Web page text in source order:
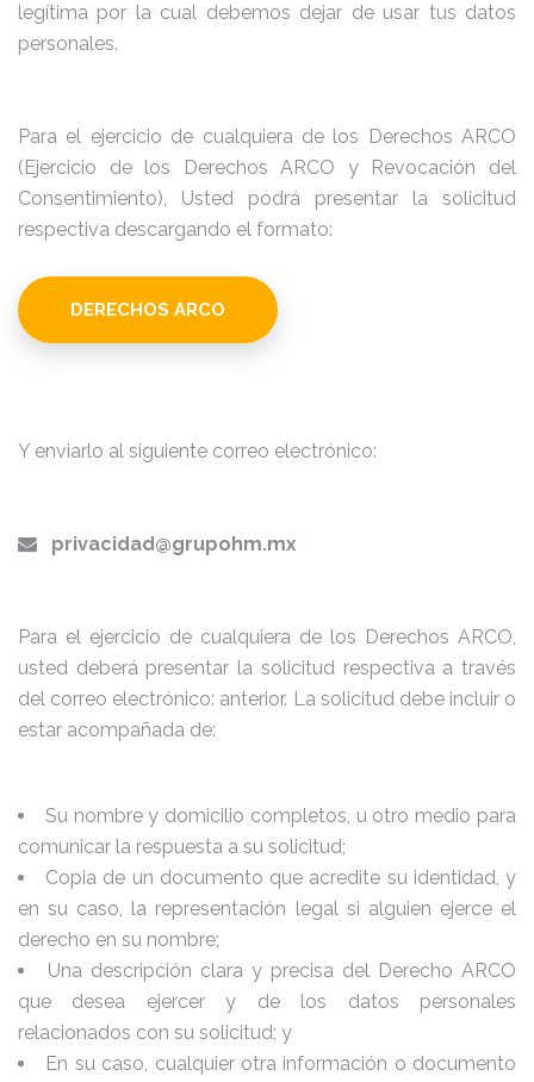
legítima por la cual debemos dejar de usar tus datos
personales.
Para el ejercicio de cualquiera de los Derechos ARCO
(Ejercicio de los Derechos ARCO y Revocación del
Consentimiento), Usted podrá presentar la solicitud
respectiva descargando el formato:
DERECHOS ARCO
Y enviarlo al siguiente correo electrónico:
privacidad@grupohm.mx
Para el ejercicio de cualquiera de los Derechos ARCO,
usted deberá presentar la solicitud respectiva a través
del correo electrónico: anterior. La solicitud debe incluir o
estar acompañada de:
Su nombre y domicilio completos, u otro medio para
comunicar la respuesta a su solicitud;
Copia de un documento que acredite su identidad, y
en su caso, la representación legal si alguien ejerce el
derecho en su nombre;
Una descripción clara y precisa del Derecho ARCO
que desea ejercer y de los datos personales
relacionados con su solicitud; y
En su caso, cualquier otra información o documento